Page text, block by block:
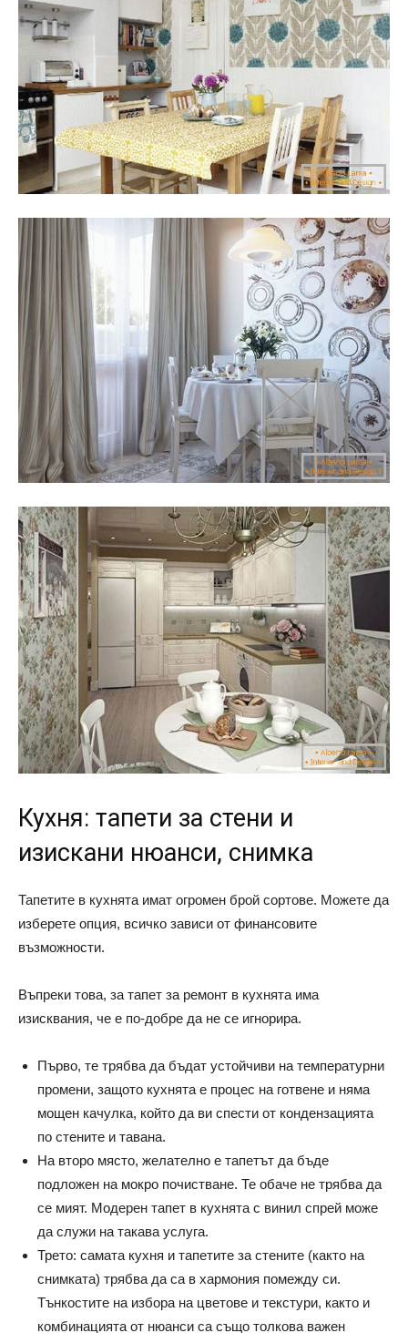
Кухня: тапети за стени и
изискани нюанси, снимка
Тапетите в кухнята имат огромен брой сортове. Можете да
изберете опция, всичко зависи от финансовите
възможности.
Въпреки това, за тапет за ремонт в кухнята има
изисквания, че е по-добре да не се игнорира.
Първо, те трябва да бъдат устойчиви на температурни
промени, защото кухнята е процес на готвене и няма
мощен качулка, който да ви спести от кондензацията
по стените и тавана.
На второ място, желателно е тапетът да бъде
подложен на мокро почистване. Те обаче не трябва да
се мият. Модерен тапет в кухнята с винил спрей може
да служи на такава услуга.
Трето: самата кухня и тапетите за стените (както на
снимката) трябва да са в хармония помежду си.
Тънкостите на избора на цветове и текстури, както и
комбинацията от нюанси са също толкова важен